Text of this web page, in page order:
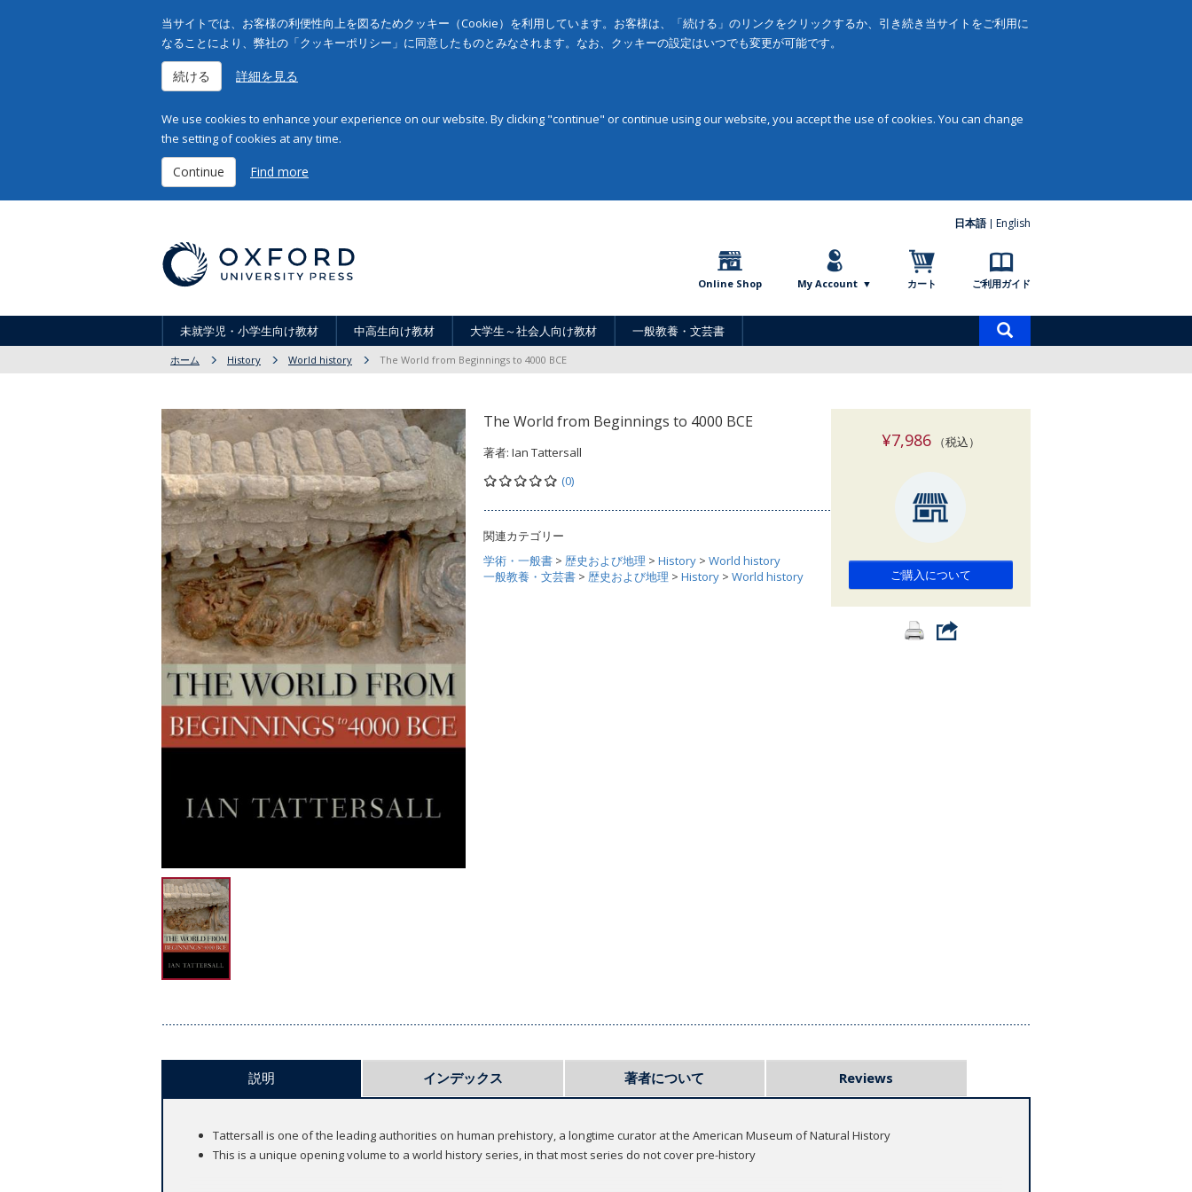
当サイトでは、お客様の利便性向上を図るためクッキー（Cookie）を利用しています。お客様は、「続ける」のリンクをクリックするか、引き続き当サイトをご利用に
なることにより、弊社の「クッキーポリシー」に同意したものとみなされます。なお、クッキーの設定はいつでも変更が可能です。
続ける 詳細を見る
We use cookies to enhance your experience on our website. By clicking "continue" or continue using our website, you accept the use of cookies. You can change
the setting of cookies at any time.
Continue Find more
日本語 English
Online Shop My Account カート ご利用ガイド
未就学児・小学生向け教材 中高生向け教材 大学生～社会人向け教材 一般教養・文芸書
索
ホーム History World history The World from Beginnings to 4000 BCE
The World from Beginnings to 4000 BCE
著者: Ian Tattersall
(0)
関連カテゴリー
学術・一般書 > 歴史および地理 > History > World history
一般教養・文芸書 > 歴史および地理 > History > World history
¥7,986（税込）
ご購入について
説明 インデックス 著者について Reviews
Tattersall is one of the leading authorities on human prehistory, a longtime curator at the American Museum of Natural History
This is a unique opening volume to a world history series, in that most series do not cover pre-history